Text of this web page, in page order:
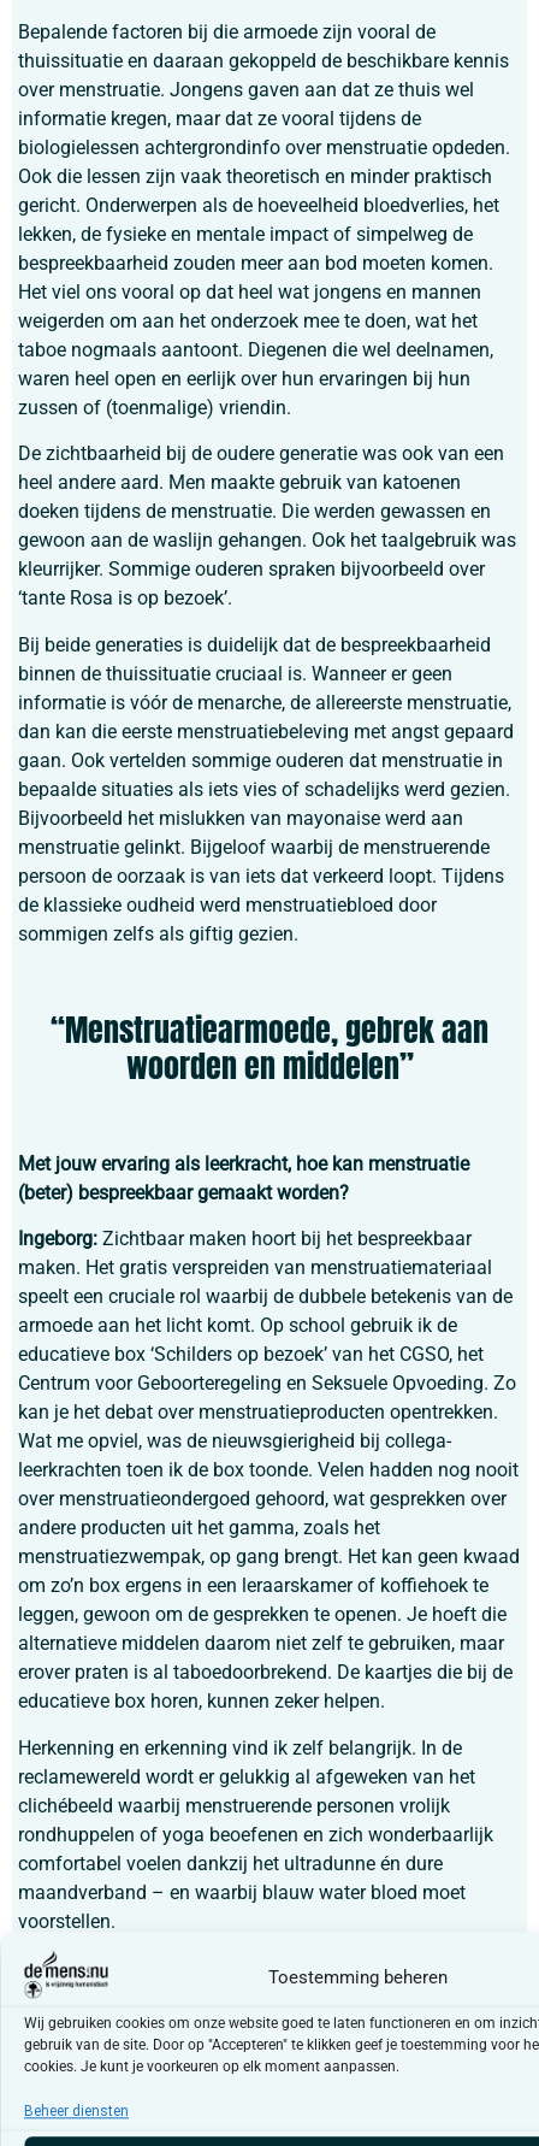
Toestemming beheren
Wij gebruiken cookies om onze website goed te laten functioneren en om
gebruik van de site. Door op "Accepteren" te klikken geef je toestemming voor
cookies. Je kunt je voorkeuren op elk moment aanpassen.
Beheer diensten
Bepalende factoren bij die armoede zijn vooral de
thuissituatie en daaraan gekoppeld de beschikbare kennis
over menstruatie. Jongens gaven aan dat ze thuis wel
informatie kregen, maar dat ze vooral tijdens de
biologielessen achtergrondinfo over menstruatie opdeden.
Ook die lessen zijn vaak theoretisch en minder praktisch
gericht. Onderwerpen als de hoeveelheid bloedverlies, het
lekken, de fysieke en mentale impact of simpelweg de
bespreekbaarheid zouden meer aan bod moeten komen.
Het viel ons vooral op dat heel wat jongens en mannen
weigerden om aan het onderzoek mee te doen, wat het
taboe nogmaals aantoont. Diegenen die wel deelnamen,
waren heel open en eerlijk over hun ervaringen bij hun
zussen of (toenmalige) vriendin.
De zichtbaarheid bij de oudere generatie was ook van een
heel andere aard. Men maakte gebruik van katoenen
doeken tijdens de menstruatie. Die werden gewassen en
gewoon aan de waslijn gehangen. Ook het taalgebruik was
kleurrijker. Sommige ouderen spraken bijvoorbeeld over
‘tante Rosa is op bezoek’.
Bij beide generaties is duidelijk dat de bespreekbaarheid
binnen de thuissituatie cruciaal is. Wanneer er geen
informatie is vóór de menarche, de allereerste menstruatie,
dan kan die eerste menstruatiebeleving met angst gepaard
gaan. Ook vertelden sommige ouderen dat menstruatie in
bepaalde situaties als iets vies of schadelijks werd gezien.
Bijvoorbeeld het mislukken van mayonaise werd aan
menstruatie gelinkt. Bijgeloof waarbij de menstruerende
persoon de oorzaak is van iets dat verkeerd loopt. Tijdens
de klassieke oudheid werd menstruatiebloed door
sommigen zelfs als giftig gezien.
“Menstruatiearmoede, gebrek aan
woorden en middelen”
Met jouw ervaring als leerkracht, hoe kan menstruatie
(beter) bespreekbaar gemaakt worden?
Ingeborg: Zichtbaar maken hoort bij het bespreekbaar
maken. Het gratis verspreiden van menstruatiemateriaal
speelt een cruciale rol waarbij de dubbele betekenis van de
armoede aan het licht komt. Op school gebruik ik de
educatieve box ‘Schilders op bezoek’ van het CGSO, het
Centrum voor Geboorteregeling en Seksuele Opvoeding. Zo
kan je het debat over menstruatieproducten opentrekken.
Wat me opviel, was de nieuwsgierigheid bij collega-
leerkrachten toen ik de box toonde. Velen hadden nog nooit
over menstruatieondergoed gehoord, wat gesprekken over
andere producten uit het gamma, zoals het
menstruatiezwempak, op gang brengt. Het kan geen kwaad
om zo’n box ergens in een leraarskamer of koffiehoek te
leggen, gewoon om de gesprekken te openen. Je hoeft die
alternatieve middelen daarom niet zelf te gebruiken, maar
erover praten is al taboedoorbrekend. De kaartjes die bij de
educatieve box horen, kunnen zeker helpen.
Herkenning en erkenning vind ik zelf belangrijk. In de
reclamewereld wordt er gelukkig al afgeweken van het
clichébeeld waarbij menstruerende personen vrolijk
rondhuppelen of yoga beoefenen en zich wonderbaarlijk
comfortabel voelen dankzij het ultradunne én dure
maandverband – en waarbij blauw water bloed moet
voorstellen.
Menstruatiearmoede betreft zowel het taboe, het niet
kunnen spreken over het onderwerp, als de financiële
armoede. Het gratis ter beschikking stellen van materiaal
maakt dat jongeren niet langer een
vroegtijdig huiswaarts moeten keren. Het gaat niet alleen
om de behoefte aan materiaal, de impact zelf weegt